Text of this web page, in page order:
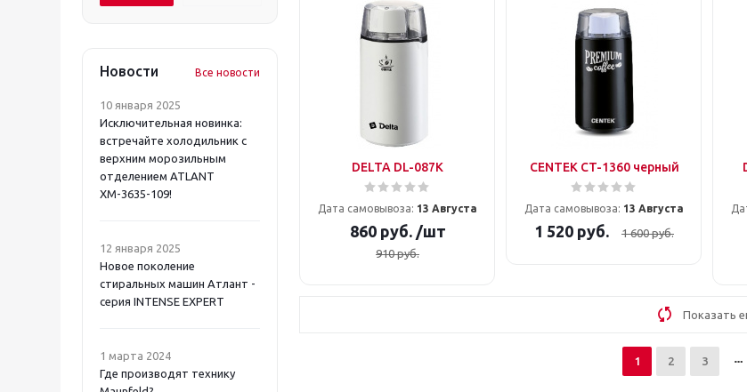
RED SOLUTION (1 )
SAKURA (2)
VITEK (5)
Zigmund & Shtain (2)
Zigmund&Shtain (1)
ВАСИЛИСА (2)
МИКМА (5
Новости Все новости
10 января 2025
Исключительная новинка:
встречайте холодильник с
верхним морозильным
отделением ATLANT
ХМ-3635-109!
12 января 2025
Новое поколение
стиральных машин Атлант -
серия INTENSE EXPERT
1 марта 2024
Где производят технику
DELTA DL-087К
Дата самовывоза: 13 Августа
860руб. /шт
910руб.
CENTEK CT-1360 черный
Дата самовывоза: 13 Августа
1 520 руб. 1 600руб.
Показать
1 2 3